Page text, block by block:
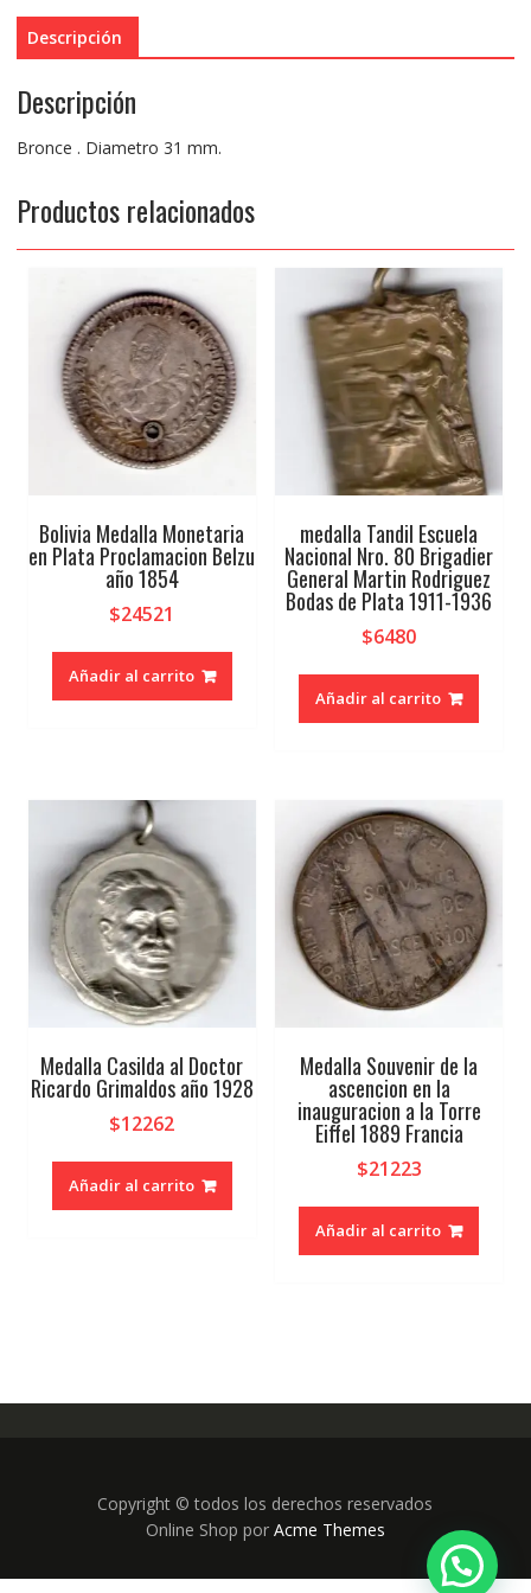
Descripción
Descripción
Bronce . Diametro 31 mm.
Productos relacionados
Bolivia Medalla Monetaria
en Plata Proclamacion Belzu
año 1854
$24521
Añadir al carrito
medalla Tandil Escuela
Nacional Nro. 80 Brigadier
General Martin Rodriguez
Bodas de Plata 1911-1936
$6480
Añadir al carrito
Medalla Casilda al Doctor
Ricardo Grimaldos año 1928
$12262
Añadir al carrito
Medalla Souvenir de la
ascencion en la
inauguracion a la Torre
Eiffel 1889 Francia
$21223
Añadir al carrito
Copyright © todos los derechos reservados
Online Shop por Acme Themes